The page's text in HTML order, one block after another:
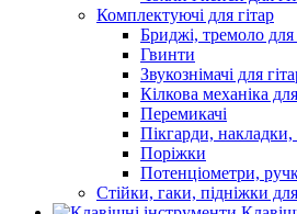
Комплектуючі для гітар
Бриджі, тремоло для
Гвинти
Звукознімачі для
Кілкова механіка
Перемикачі
Пікгарди, накладки,
Поріжки
Потенціометри,
Стійки, гаки, підніжки для